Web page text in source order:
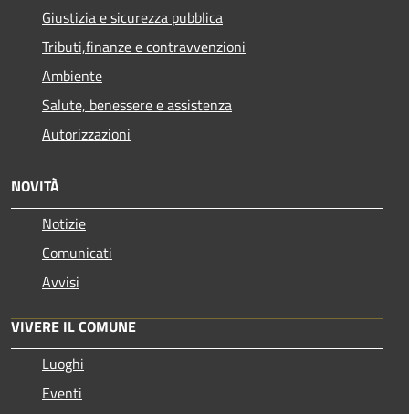
Giustizia e sicurezza pubblica
Tributi,finanze e contravvenzioni
Ambiente
Salute, benessere e assistenza
Autorizzazioni
NOVITÀ
Notizie
Comunicati
Avvisi
VIVERE IL COMUNE
Luoghi
Eventi